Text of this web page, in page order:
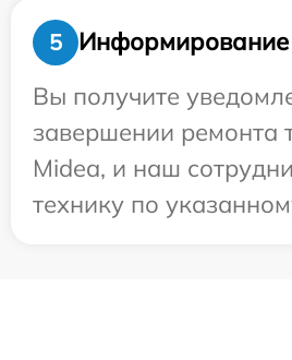
5
Информирование
Вы получите
завершении ремонта
Midea, и наш
технику по